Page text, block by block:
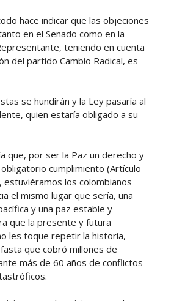
hace indicar que las objeciones
en el Senado como en la
teniendo en cuenta
del partido Cambio Radical, es
se hundirán y la Ley pasaría al
quien estaría obligado a su
que, por ser la Paz un derecho y
cumplimiento (Artículo
estuviéramos los colombianos
el mismo lugar que sería, una
y una paz estable y
que la presente y futura
les toque repetir la historia,
que cobró millones de
más de 60 años de conflictos